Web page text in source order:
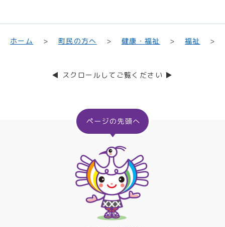
ホーム 町民の方へ 健康・福祉 福祉
◀ スクロールしてご覧ください ▶